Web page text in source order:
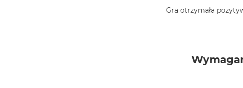
Gra otrzymała